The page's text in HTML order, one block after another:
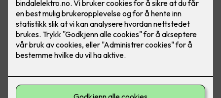
Ha full kontroll på alle smarthusløsninger ved å bruke
appstyring eller smartpanel - da er det lettere å ha